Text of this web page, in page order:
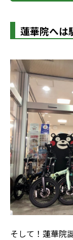
蓮華院へ
そして！蓮華院